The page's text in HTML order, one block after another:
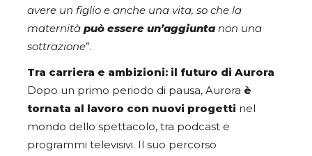
avere un figlio e anche una vita, so che la
maternità può essere un’aggiuntanon una
sottrazione”.
Tra carriera e ambizioni: il futuro di Aurora
Dopo un primo periodo di pausa, Aurora è
tornata al lavoro con nuovi progetti nel
mondo dello spettacolo, tra podcast e
programmi televisivi. Il suo percorso